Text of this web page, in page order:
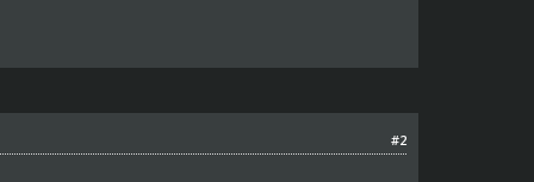
#2